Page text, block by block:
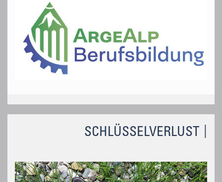
SCHLÜSSELVERLUST